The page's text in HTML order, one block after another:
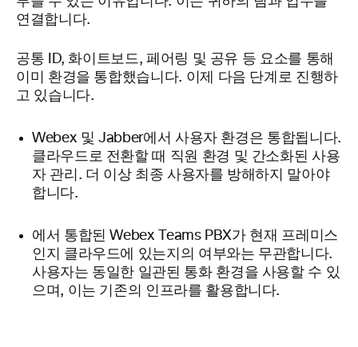
연결합니다.
공통 ID, 화이트보드, 페어링 및 공유 등 요소를 통해
이미 환경을 통합했습니다. 이제 다음 단계로 진행하
고 있습니다.
Webex 및 Jabber에서 사용자 환경은 통합됩니다.
클라우드로 전환할 때 직원 환경 및 간소화된 사용
자 관리. 더 이상 최종 사용자를 방해하지 말아야
합니다.
에서 통합된 Webex Teams PBX가 현재 프레미스
인지 클라우드에 있는지의 여부와는 무관합니다.
사용자는 동일한 일관된 통화 환경을 사용할 수 있
으며, 이는 기존의 인프라를 활용합니다.